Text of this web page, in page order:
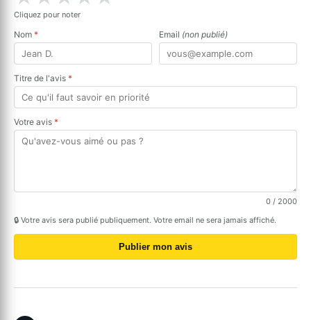
Cliquez pour noter
Nom * Email (non publié)
Titre de l'avis *
Votre avis *
0 / 2000
🔒 Votre avis sera publié publiquement. Votre email ne sera jamais affiché.
Publier mon avis